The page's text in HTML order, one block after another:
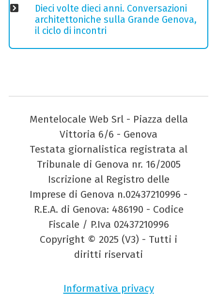
Dieci volte dieci anni. Conversazioni
architettoniche sulla Grande Genova,
il ciclo di incontri
Mentelocale Web Srl - Piazza della
Vittoria 6/6 - Genova
Testata giornalistica registrata al
Tribunale di Genova nr. 16/2005
Iscrizione al Registro delle
Imprese di Genova n.02437210996 -
R.E.A. di Genova: 486190 - Codice
Fiscale / P.Iva 02437210996
Copyright © 2025 (V3) - Tutti i
diritti riservati
Informativa privacy